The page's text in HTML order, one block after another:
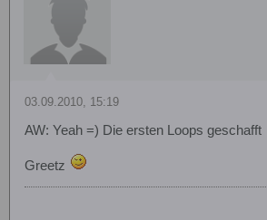
03.09.2010, 15:19
AW: Yeah =) Die ersten Loops geschafft
Greetz